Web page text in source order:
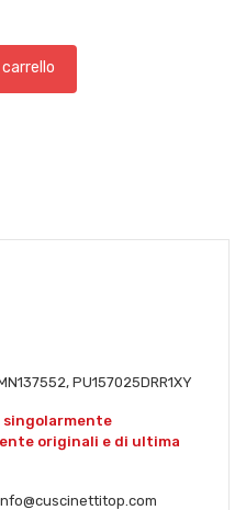
PU157025DRR1XY
singolarmente
originali e di ultima